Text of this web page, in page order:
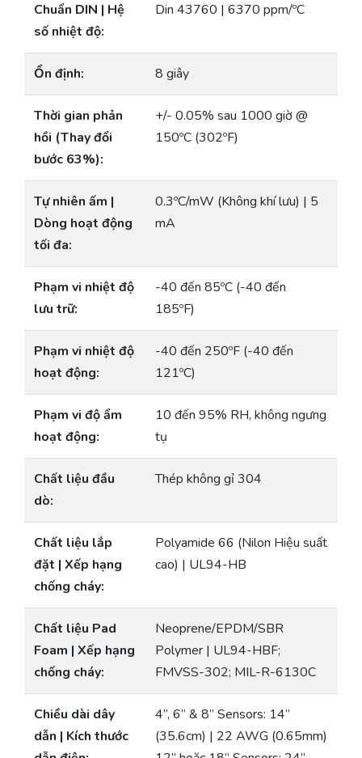
Chuẩn DIN | Hệ
số nhiệt độ:
Din 43760 | 6370 ppm/ºC
Ổn định: 8 giây
Thời gian phản
hồi (Thay đổi
bước 63%):
+/- 0.05% sau 1000 giờ @
150ºC (302ºF)
Tự nhiên ấm |
Dòng hoạt động
tối đa:
0.3ºC/mW (Không khí lưu) | 5
mA
Phạm vi nhiệt độ
lưu trữ:
-40 đến 85ºC (-40 đến
185ºF)
Phạm vi nhiệt độ
hoạt động:
-40 đến 250ºF (-40 đến
121ºC)
Phạm vi độ ẩm
hoạt động:
10 đến 95% RH, không ngưng
tụ
Chất liệu đầu
dò:
Thép không gỉ 304
Chất liệu lắp
đặt | Xếp hạng
chống cháy:
Polyamide 66 (Nilon Hiệu suất
cao) | UL94-HB
Chất liệu Pad
Foam | Xếp hạng
chống cháy:
Neoprene/EPDM/SBR
Polymer | UL94-HBF;
FMVSS-302; MIL-R-6130C
Chiều dài dây
dẫn | Kích thước
4”, 6” & 8” Sensors: 14”
(35.6cm) | 22 AWG (0.65mm)